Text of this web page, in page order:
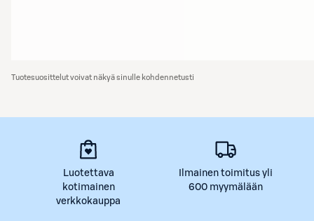
Tuotesuosittelut voivat näkyä sinulle kohdennetusti
Luotettava
kotimainen
verkkokauppa
Ilmainen toimitus yli
600 myymälään